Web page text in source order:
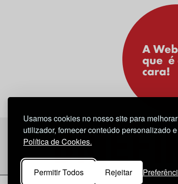
Usamos cookies no nosso site para
utilizador, fornecer conteúdo personalizado
Política de Cookies.
Permitir Todos Rejeitar